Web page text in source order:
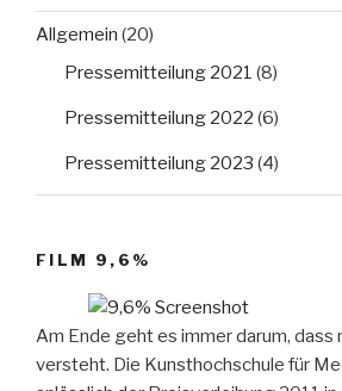
Allgemein (20)
Pressemitteilung 2021 (8)
Pressemitteilung 2022 (6)
Pressemitteilung 2023 (4)
FILM 9,6%
Am Ende geht es immer darum, dass
versteht. Die Kunsthochschule für